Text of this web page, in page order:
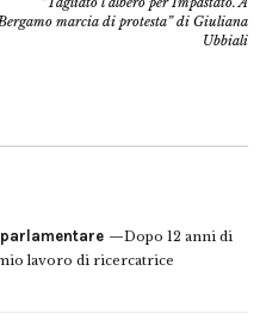
marcia di protesta” di Giuliana
Ubbiali
Dopo 12 anni di
lavoro di ricercatrice